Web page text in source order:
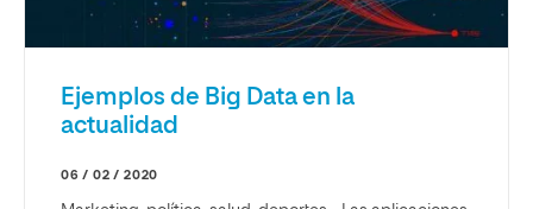
Ejemplos de Big Data en la
actualidad
06 / 02 / 2020